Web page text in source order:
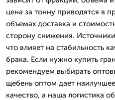
цена за тонну приводятся в
объемах доставка и
сторону снижения.
что влияет на стабильность
брака. Если нужно купить
рекомендуем выбирать
щебень оптом дает
качество, а наша логистика